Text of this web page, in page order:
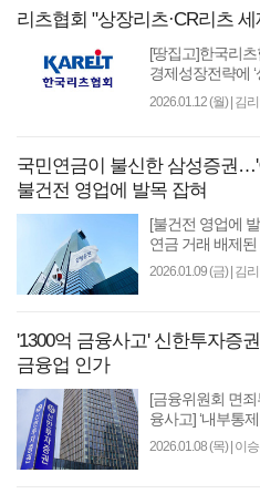
리츠협회 "상장리츠·CR리츠
[땅집고]한국리츠협회는 최근
경제성장전략에
리과세 세제혜택
2026.01.12 (월)| 김
국민연금이 불신한 삼성증권
불건전 영업에 발목 잡혀
[불건전 영업에
연금 거래 배제된
로 국민연금과
적 불렸지만..
2026.01.09 (금)| 김
'1300억 금융사고' 신한투자증
금융업 인가
[금융위원회 면
융사고] ‘내부통
행어음 사업 인가,
2026.01.08 (목)| 이